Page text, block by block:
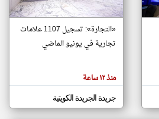
تغيير الدولة
اخبار الكويت على مدار الساعة
أهم اخبار الكويت العاجلة والمباشرة
«التجارة»: تسجيل 1107 علامات
تجارية في يونيو الماضي
منذ ١٢ ساعة
جريدة الجريدة الكويتية
klyoum.com